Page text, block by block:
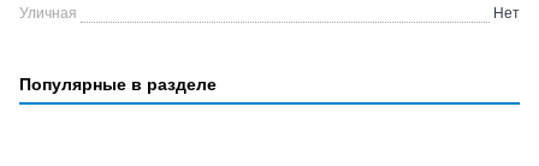
Уличная
Нет
Популярные в разделе